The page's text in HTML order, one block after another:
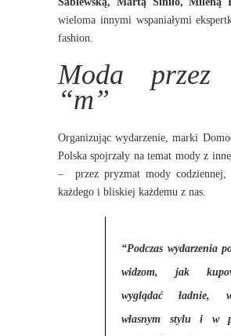
wieloma innymi wspaniałymi
fashion.
Moda przez
“m”
Organizując wydarzenie, marki
Polska spojrzały na temat mody z
–
przez pryzmat mody codziennej,
każdego i bliskiej każdemu z nas.
“Podczas wydarzenia
widzom, jak
wyglądać ładnie,
własnym stylu i w